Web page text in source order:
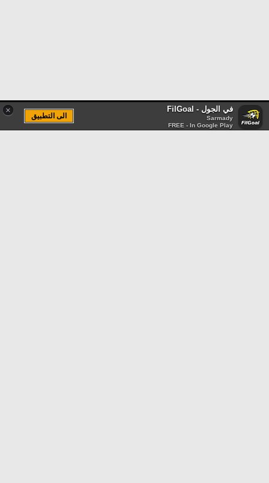
× في الجول - FilGoal
Sarmady
FREE - In Google Play
الى التطبيق